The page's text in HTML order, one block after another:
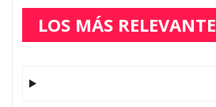
LOS MÁS RELEVANTE